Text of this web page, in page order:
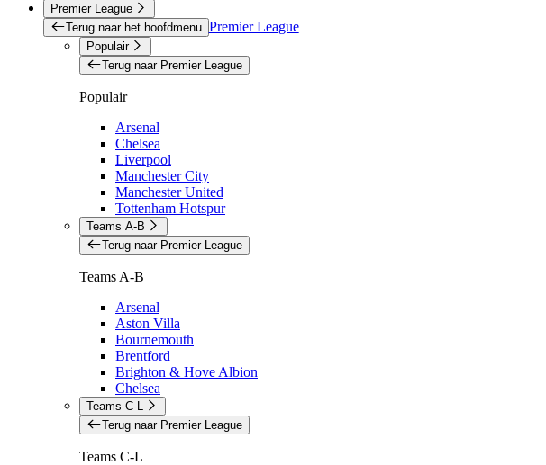
Premier League
Terug naar het hoofdmenu Premier League
Populair
Terug naar Premier League
Populair
Arsenal
Chelsea
Liverpool
Manchester City
Manchester United
Tottenham Hotspur
Teams A-B
Terug naar Premier League
Teams A-B
Arsenal
Aston Villa
Bournemouth
Brentford
Brighton & Hove Albion
Chelsea
Teams C-L
Terug naar Premier League
Teams C-L